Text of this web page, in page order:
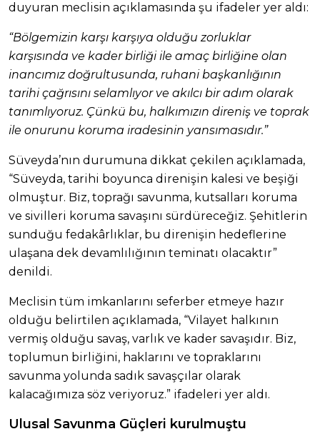
duyuran meclisin açıklamasında şu ifadeler yer aldı:
“Bölgemizin karşı karşıya olduğu zorluklar
karşısında ve kader birliği ile amaç birliğine olan
inancımız doğrultusunda, ruhani başkanlığının
tarihi çağrısını selamlıyor ve akılcı bir adım olarak
tanımlıyoruz. Çünkü bu, halkımızın direniş ve toprak
ile onurunu koruma iradesinin yansımasıdır.”
Süveyda’nın durumuna dikkat çekilen açıklamada,
“Süveyda, tarihi boyunca direnişin kalesi ve beşiği
olmuştur. Biz, toprağı savunma, kutsalları koruma
ve sivilleri koruma savaşını sürdüreceğiz. Şehitlerin
sunduğu fedakârlıklar, bu direnişin hedeflerine
ulaşana dek devamlılığının teminatı olacaktır”
denildi.
Meclisin tüm imkanlarını seferber etmeye hazır
olduğu belirtilen açıklamada, “Vilayet halkının
vermiş olduğu savaş, varlık ve kader savaşıdır. Biz,
toplumun birliğini, haklarını ve topraklarını
savunma yolunda sadık savaşçılar olarak
kalacağımıza söz veriyoruz.” ifadeleri yer aldı.
Ulusal Savunma Güçleri kurulmuştu